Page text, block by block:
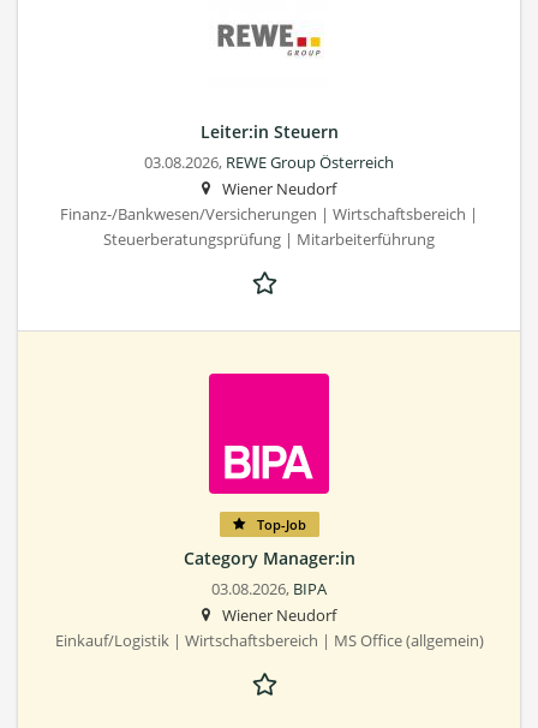
Leiter:in Steuern
03.08.2026, REWE Group Österreich
Wiener Neudorf
Finanz-/Bankwesen/Versicherungen | Wirtschaftsbereich |
Steuerberatungsprüfung | Mitarbeiterführung
Top-Job
Category Manager:in
03.08.2026, BIPA
Wiener Neudorf
Einkauf/Logistik | Wirtschaftsbereich | MS Office (allgemein)